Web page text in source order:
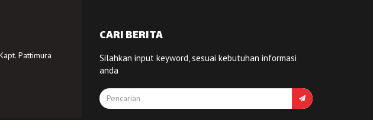
Pattimura
CARI BERITA
Silahkan input keyword, sesuai kebutuhan informasi
anda